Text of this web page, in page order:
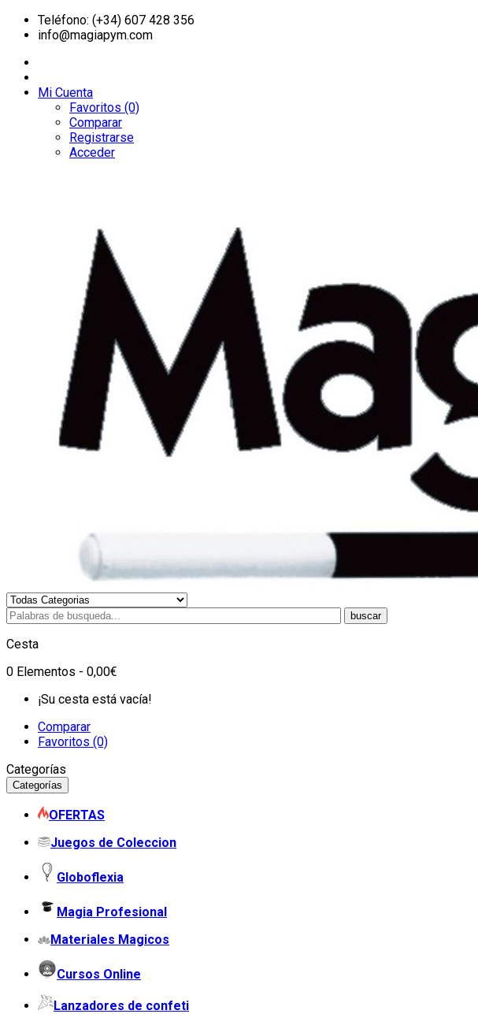
Teléfono: (+34) 607 428 356
info@magiapym.com
Mi Cuenta
Favoritos (0)
Comparar
Registrarse
Acceder
buscar
Cesta
0 Elementos - 0,00€
¡Su cesta está vacía!
Comparar
Favoritos (0)
Categorías
Categorías
OFERTAS
Juegos de Coleccion
Globoflexia
Magia Profesional
Materiales Magicos
Cursos Online
Lanzadores de confeti